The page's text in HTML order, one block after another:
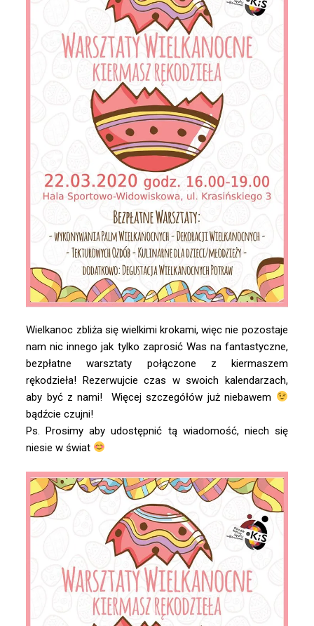
Wielkanoc zbliża się wielkimi krokami, więc nie pozostaje
nam nic innego jak tylko zaprosić Was na fantastyczne,
bezpłatne warsztaty połączone z kiermaszem
rękodzieła! Rezerwujcie czas w swoich kalendarzach,
aby być z nami! Więcej szczegółów już niebawem
bądźcie czujni!
Ps. Prosimy aby udostępnić tą wiadomość, niech się
niesie w świat